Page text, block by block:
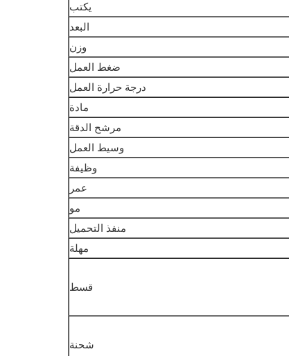
يكتب
البعد
وزن
ضغط العمل
درجة حرارة العمل
مادة
مرشح الدقة
وسيط العمل
وظيفة
عمر
مو
منفذ التحميل
مهلة
قسط
شحنة